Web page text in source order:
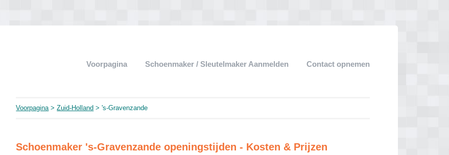
Voorpagina Schoenmaker / Sleutelmaker Aanmelden Contact opnemen
Voorpagina>Zuid-Holland > 's-Gravenzande
Schoenmaker 's-Gravenzande openingstijden - Kosten & Prijzen